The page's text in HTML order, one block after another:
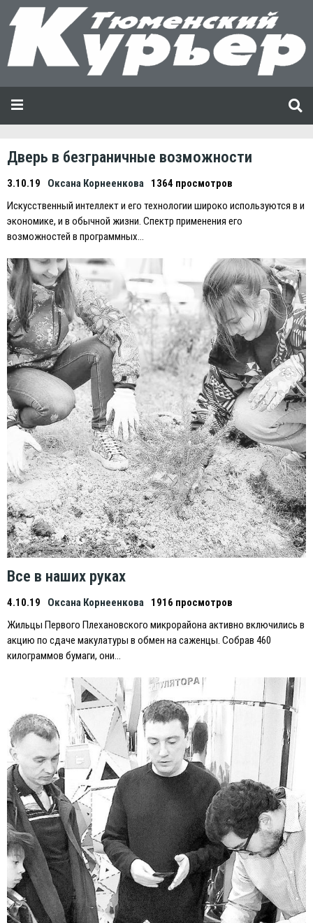
Дверь в безграничные возможности
3.10.19 Оксана Корнеенкова
1364 просмотров
Искусственный интеллект и его технологии широко используются в и
экономике, и в обычной жизни. Спектр применения его
возможностей в программных…
Все в наших руках
4.10.19 Оксана Корнеенкова
1916 просмотров
Жильцы Первого Плехановского микрорайона активно включились в
акцию по сдаче макулатуры в обмен на саженцы. Собрав 460
килограммов бумаги, они…